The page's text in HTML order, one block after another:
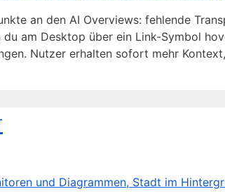
an den AI Overviews: fehlende
am Desktop über ein Link-Symbol
Nutzer erhalten sofort mehr